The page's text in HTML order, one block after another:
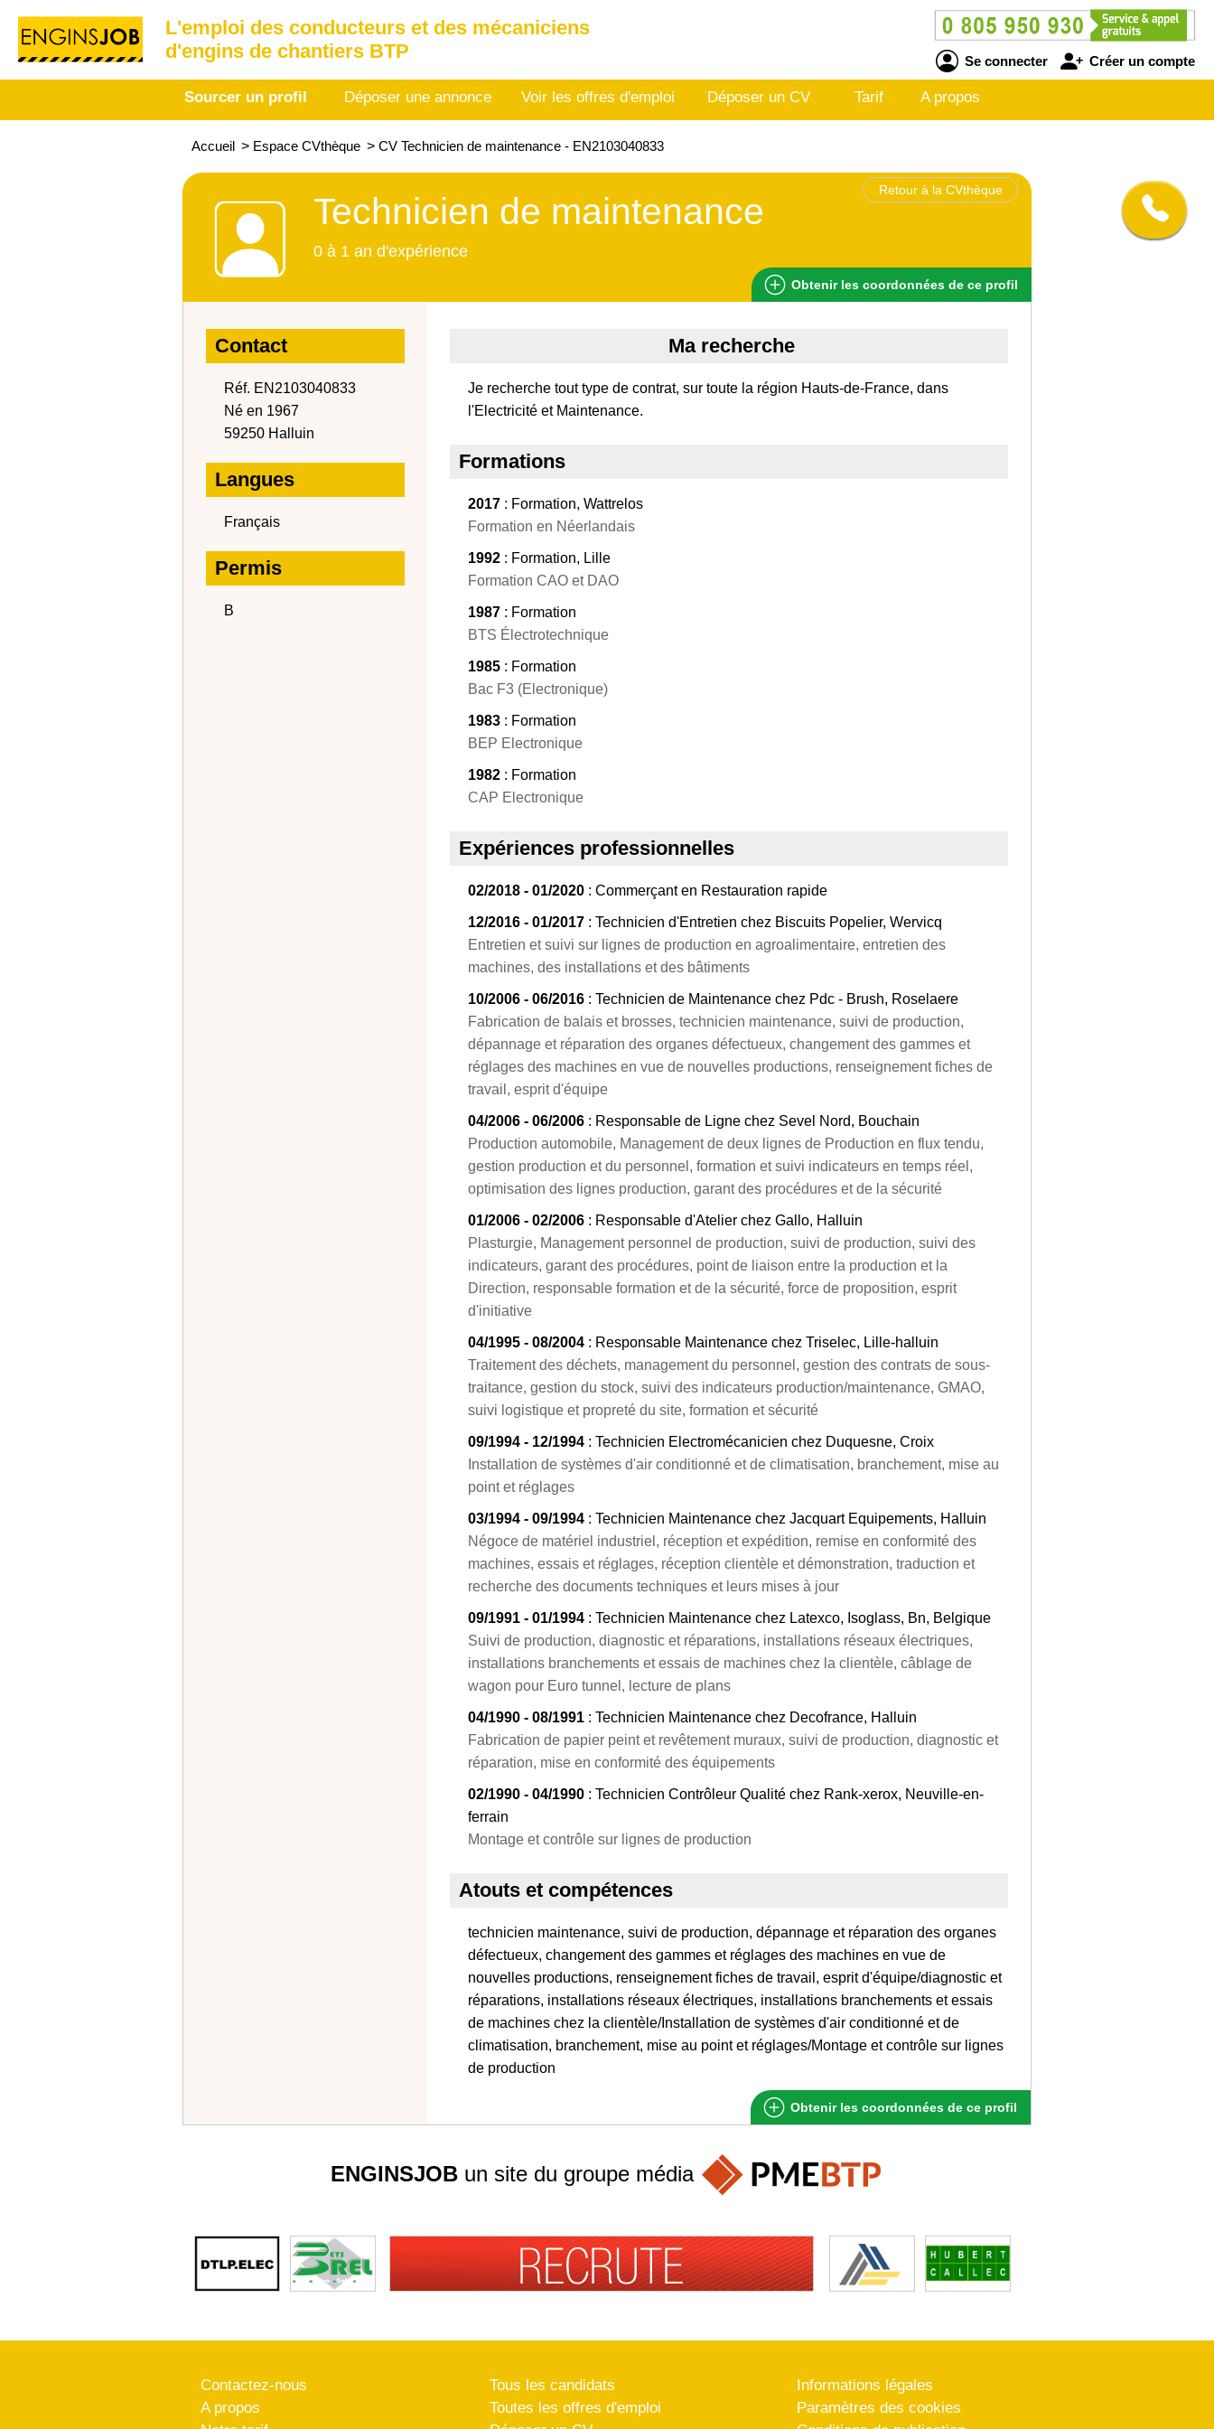
L'emploi des conducteurs et des mécaniciens
d'engins de chantiers BTP
Se connecter Créer un compte
Sourcer un profil Déposer une annonce Voir les offres d'emploi Déposer un CV Tarif A propos
Accueil > Espace CVthèque > CV Technicien de maintenance - EN2103040833
Retour à la CVthèque
Technicien de maintenance
0 à 1 an d'expérience
Obtenir les coordonnées de ce profil
Contact
Réf. EN2103040833
Né en 1967
59250 Halluin
Langues
Français
Permis
B
Ma recherche
Je recherche tout type de contrat, sur toute la région Hauts-de-France, dans
l'Electricité et Maintenance.
Formations
2017 : Formation, Wattrelos
Formation en Néerlandais
1992 : Formation, Lille
Formation CAO et DAO
1987 : Formation
BTS Électrotechnique
1985 : Formation
Bac F3 (Electronique)
1983 : Formation
BEP Electronique
1982 : Formation
CAP Electronique
Expériences professionnelles
02/2018 - 01/2020 : Commerçant en Restauration rapide
12/2016 - 01/2017 : Technicien d'Entretien chez Biscuits Popelier, Wervicq
Entretien et suivi sur lignes de production en agroalimentaire, entretien des
machines, des installations et des bâtiments
10/2006 - 06/2016 : Technicien de Maintenance chez Pdc - Brush, Roselaere
Fabrication de balais et brosses, technicien maintenance, suivi de production,
dépannage et réparation des organes défectueux, changement des gammes et
réglages des machines en vue de nouvelles productions, renseignement fiches de
travail, esprit d'équipe
04/2006 - 06/2006 : Responsable de Ligne chez Sevel Nord, Bouchain
Production automobile, Management de deux lignes de Production en flux tendu,
gestion production et du personnel, formation et suivi indicateurs en temps réel,
optimisation des lignes production, garant des procédures et de la sécurité
01/2006 - 02/2006 : Responsable d'Atelier chez Gallo, Halluin
Plasturgie, Management personnel de production, suivi de production, suivi des
indicateurs, garant des procédures, point de liaison entre la production et la
Direction, responsable formation et de la sécurité, force de proposition, esprit
d'initiative
04/1995 - 08/2004 : Responsable Maintenance chez Triselec, Lille-halluin
Traitement des déchets, management du personnel, gestion des contrats de sous-
traitance, gestion du stock, suivi des indicateurs production/maintenance, GMAO,
suivi logistique et propreté du site, formation et sécurité
09/1994 - 12/1994 : Technicien Electromécanicien chez Duquesne, Croix
Installation de systèmes d'air conditionné et de climatisation, branchement, mise au
point et réglages
03/1994 - 09/1994 : Technicien Maintenance chez Jacquart Equipements, Halluin
Négoce de matériel industriel, réception et expédition, remise en conformité des
machines, essais et réglages, réception clientèle et démonstration, traduction et
recherche des documents techniques et leurs mises à jour
09/1991 - 01/1994 : Technicien Maintenance chez Latexco, Isoglass, Bn, Belgique
Suivi de production, diagnostic et réparations, installations réseaux électriques,
installations branchements et essais de machines chez la clientèle, câblage de
wagon pour Euro tunnel, lecture de plans
04/1990 - 08/1991 : Technicien Maintenance chez Decofrance, Halluin
Fabrication de papier peint et revêtement muraux, suivi de production, diagnostic et
réparation, mise en conformité des équipements
02/1990 - 04/1990 : Technicien Contrôleur Qualité chez Rank-xerox, Neuville-en-
ferrain
Montage et contrôle sur lignes de production
Atouts et compétences
technicien maintenance, suivi de production, dépannage et réparation des organes
défectueux, changement des gammes et réglages des machines en vue de
nouvelles productions, renseignement fiches de travail, esprit d'équipe/diagnostic et
réparations, installations réseaux électriques, installations branchements et essais
de machines chez la clientèle/Installation de systèmes d'air conditionné et de
climatisation, branchement, mise au point et réglages/Montage et contrôle sur lignes
de production
Obtenir les coordonnées de ce profil
ENGINSJOB un site du groupe média
Contactez-nous
A propos
Tous les candidats
Toutes les offres d'emploi
Informations légales
Paramètres des cookies